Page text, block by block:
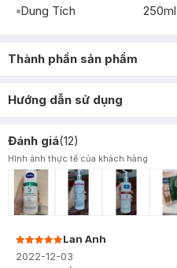
Dung Tích
250ml
Thành phần sản phẩm
Hướng dẫn sử dụng
Đánh giá(12)
Hình ảnh thực tế của khách hàng
Lan Anh
2022-12-03